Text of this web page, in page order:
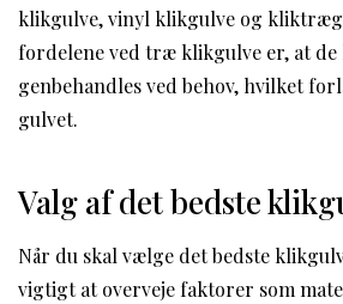
klikgulve, vinyl klikgulve og
fordelene ved træ klikgulve er, at de
genbehandles ved behov, hvilket
gulvet.
Valg af det bedste
Når du skal vælge det bedste
vigtigt at overveje faktorer som